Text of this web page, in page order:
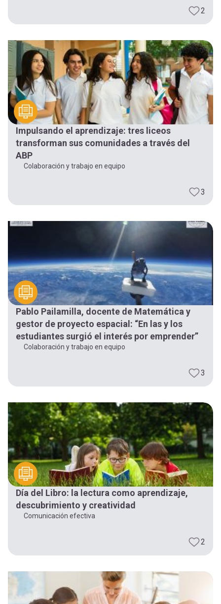
2
Impulsando el aprendizaje: tres liceos
transforman sus comunidades a través del
ABP
Colaboración y trabajo en equipo
3
Pablo Pailamilla, docente de Matemática y
gestor de proyecto espacial: “En las y los
estudiantes surgió el interés por emprender”
Colaboración y trabajo en equipo
3
Día del Libro: la lectura como aprendizaje,
descubrimiento y creatividad
Comunicación efectiva
2